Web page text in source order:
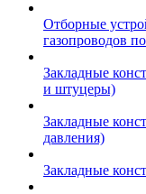
Отборные
газопроводов
Закладные
и штуцеры)
Закладные
давления)
Закладные